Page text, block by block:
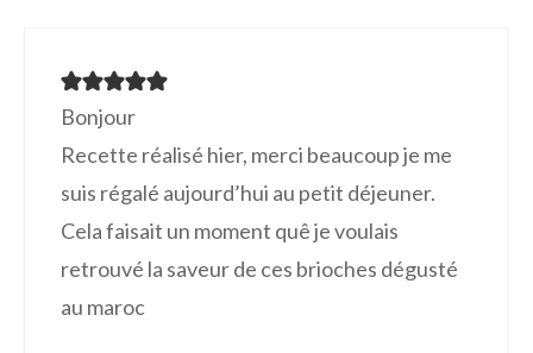
Bonjour
Recette réalisé hier, merci beaucoup je me
suis régalé aujourd’hui au petit déjeuner.
Cela faisait un moment quê je voulais
retrouvé la saveur de ces brioches dégusté
au maroc